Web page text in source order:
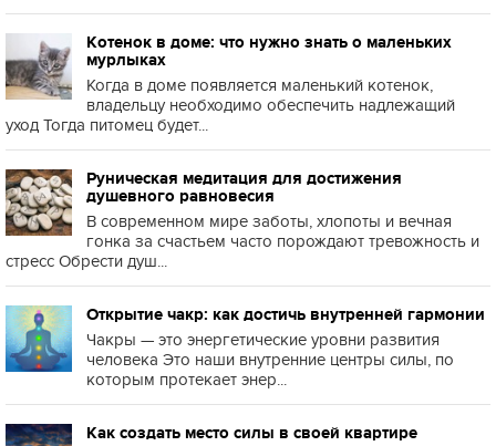
Котенок в доме: что нужно знать о маленьких
мурлыках
Когда в доме появляется маленький котенок,
владельцу необходимо обеспечить надлежащий
уход Тогда питомец будет...
Руническая медитация для достижения
душевного равновесия
В современном мире заботы, хлопоты и вечная
гонка за счастьем часто порождают тревожность и
стресс Обрести душ...
Открытие чакр: как достичь внутренней гармонии
Чакры — это энергетические уровни развития
человека Это наши внутренние центры силы, по
которым протекает энер...
Как создать место силы в своей квартире